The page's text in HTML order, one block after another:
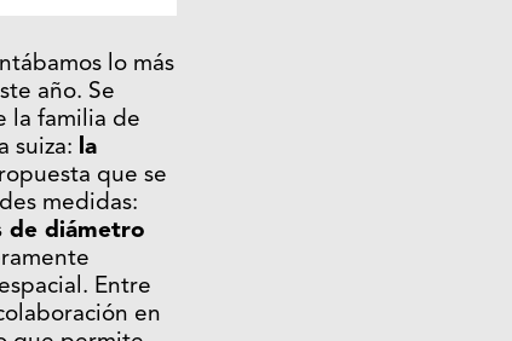
lo más
año. Se
la familia de
suiza: la
que se
medidas:
de diámetro
Entre
en